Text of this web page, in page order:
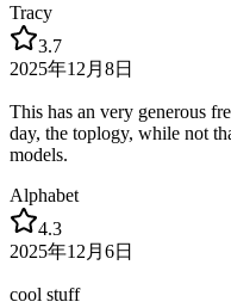
Tracy
3.7
2025年12月8日
This has an very generous
day, the toplogy, while not
models.
Alphabet
4.3
2025年12月6日
cool stuff